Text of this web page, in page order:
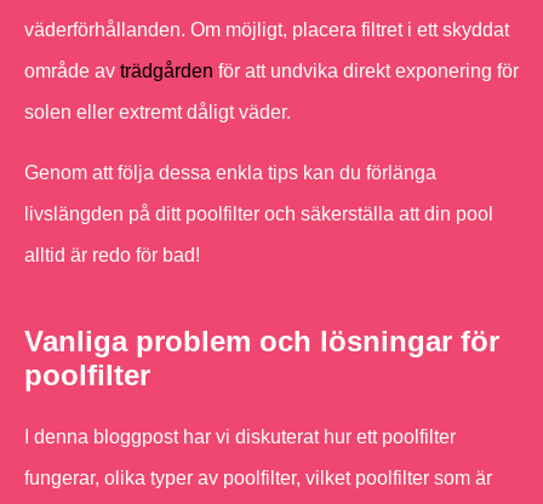
väderförhållanden. Om möjligt, placera filtret i ett skyddat
område av trädgården för att undvika direkt exponering för
solen eller extremt dåligt väder.
Genom att följa dessa enkla tips kan du förlänga
livslängden på ditt poolfilter och säkerställa att din pool
alltid är redo för bad!
Vanliga problem och lösningar för
poolfilter
I denna bloggpost har vi diskuterat hur ett poolfilter
fungerar, olika typer av poolfilter, vilket poolfilter som är